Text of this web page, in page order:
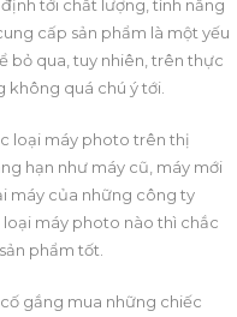
tới chất lượng, tính năng
cấp sản phẩm là một yếu
bỏ qua, tuy nhiên, trên thực
quá chú ý tới.
loại máy photo trên thị
hạn như máy cũ, máy mới
máy của những công ty
máy photo nào thì chắc
phẩm tốt.
gắng mua những chiếc